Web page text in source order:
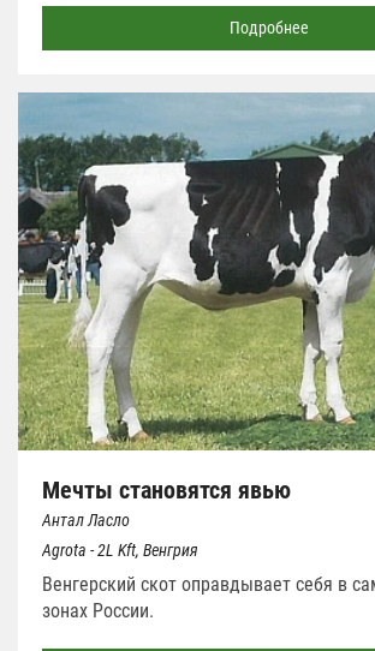
Подробнее
Мечты становятся явью
Антал Ласло
Аgrota - 2L Kft, Венгрия
Венгерский скот оправдывает себя в
зонах России.